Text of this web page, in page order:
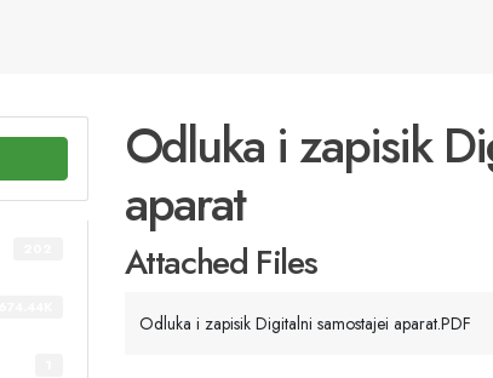
Odluka i zapisik
aparat
Attached Files
Odluka i zapisik Digitalni samostajei aparat.PDF